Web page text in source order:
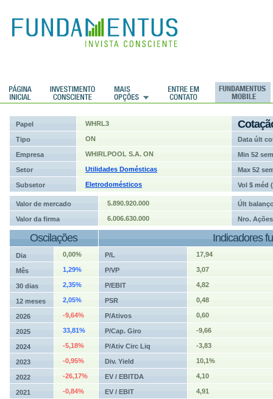
Papel WHRL3
Tipo ON Data últ
Empresa WHIRLPOOL S.A. ON Min 52 sem
Setor Utilidades Domésticas Max 52
Subsetor Eletrodomésticos Vol $ méd
Valor de mercado 5.890.920.000 Últ
Valor da firma 6.006.630.000 Nro. Ações
Oscilações Indicadores
Dia 0,00% P/L 17,94
Mês 1,29% P/VP 3,07
30 dias 2,35% P/EBIT 4,82
12 meses 2,05% PSR 0,48
2026 -9,64% P/Ativos 0,60
2025 33,81% P/Cap. Giro -9,66
2024 -5,18% P/Ativ Circ Liq -3,83
2023 -0,95% Div. Yield 10,1%
2022 -26,17% EV / EBITDA 4,10
2021 -0,84% EV / EBIT 4,91